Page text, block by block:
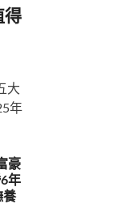
得
大
年
豪
年
養